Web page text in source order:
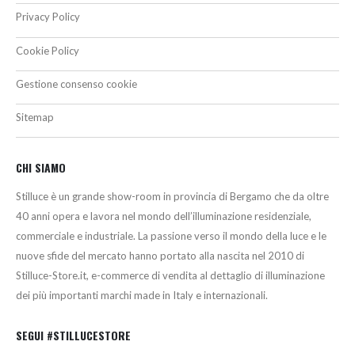
Privacy Policy
Cookie Policy
Gestione consenso cookie
Sitemap
CHI SIAMO
Stilluce è un grande show-room in provincia di Bergamo che da oltre
40 anni opera e lavora nel mondo dell’illuminazione residenziale,
commerciale e industriale. La passione verso il mondo della luce e le
nuove sfide del mercato hanno portato alla nascita nel 2010 di
Stilluce-Store.it, e-commerce di vendita al dettaglio di illuminazione
dei più importanti marchi made in Italy e internazionali.
SEGUI #STILLUCESTORE